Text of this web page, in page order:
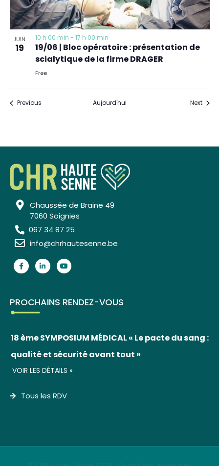
JUIN
19
10 h 00 min - 17 h 00 min
19/06 | Bloc opératoire : présentation de
scialytique de la firme DRAGER
Free
PreviousÉvènements Aujourd'hui Next
Chaussée de Braine 49
7060 Soignies
067 34 87 25
info@chrhautesenne.be
PROCHAINS RENDEZ-VOUS
18 ème SYMPOSIUM MÉDICAL « Le pacte du sang :
qualité et sécurité avant tout »
VOIR LES DÉTAILS »
Tous les RDV